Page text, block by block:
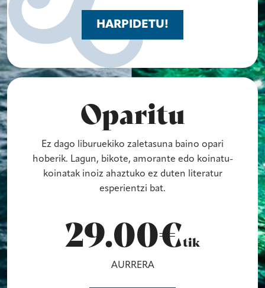
HARPIDETU!
Oparitu
Ez dago liburuekiko zaletasuna baino opari
hoberik. Lagun, bikote, amorante edo koinatu-
koinatak inoiz ahaztuko ez duten literatur
esperientzi bat.
29.00€tik
AURRERA